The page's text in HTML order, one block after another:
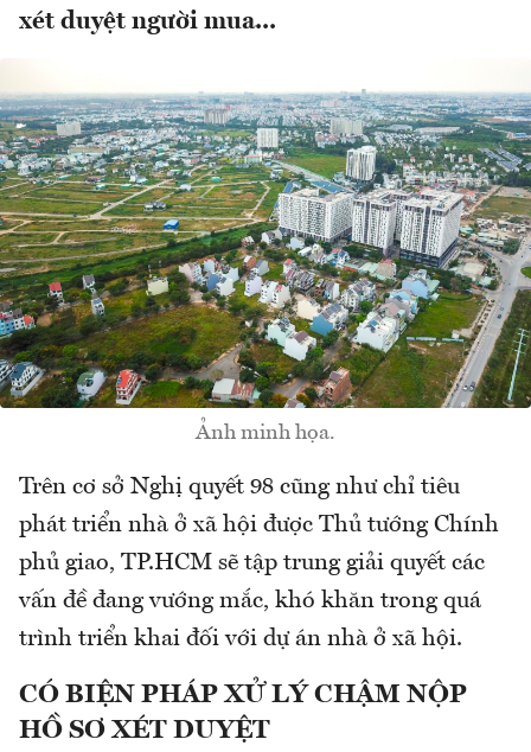
xét duyệt người mua...
Ảnh minh họa.
Trên cơ sở Nghị quyết 98 cũng như chỉ tiêu
phát triển nhà ở xã hội được Thủ tướng Chính
phủ giao, TP.HCM sẽ tập trung giải quyết các
vấn đề đang vướng mắc, khó khăn trong quá
trình triển khai đối với dự án nhà ở xã hội.
CÓ BIỆN PHÁP XỬ LÝ CHẬM NỘP
HỒ SƠ XÉT DUYỆT